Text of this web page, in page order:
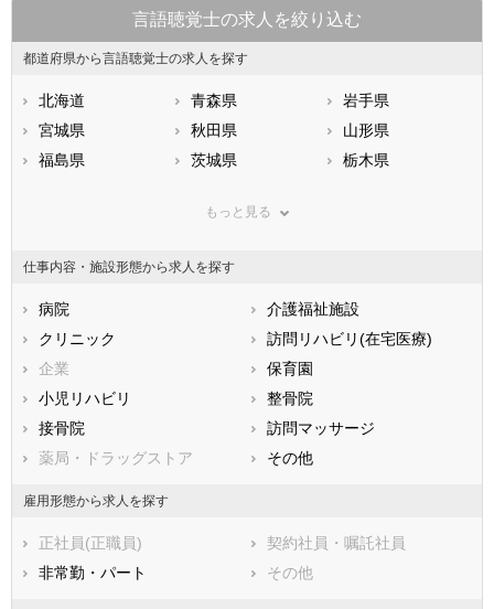
言語聴覚士の求人を絞り込む
都道府県から言語聴覚士の求人を探す
北海道 青森県
岩手県
宮城県
秋田県
山形県
福島県
茨城県
栃木県
神奈川県
石川県
福井県
静岡県
三重県
滋賀県
大阪府
兵庫県
鳥取県
広島県
徳島県
香川県
愛媛県
鹿児島県
もっと見る
仕事内容・施設形態から求人を探す
病院
介護福祉施設
クリニック
訪問リハビリ(在宅医療)
企業
保育園
小児リハビリ
整骨院
接骨院
訪問マッサージ
薬局・ドラッグストア
その他
雇用形態から求人を探す
正社員(正職員)
契約社員・嘱託社員
非常勤・パート
その他